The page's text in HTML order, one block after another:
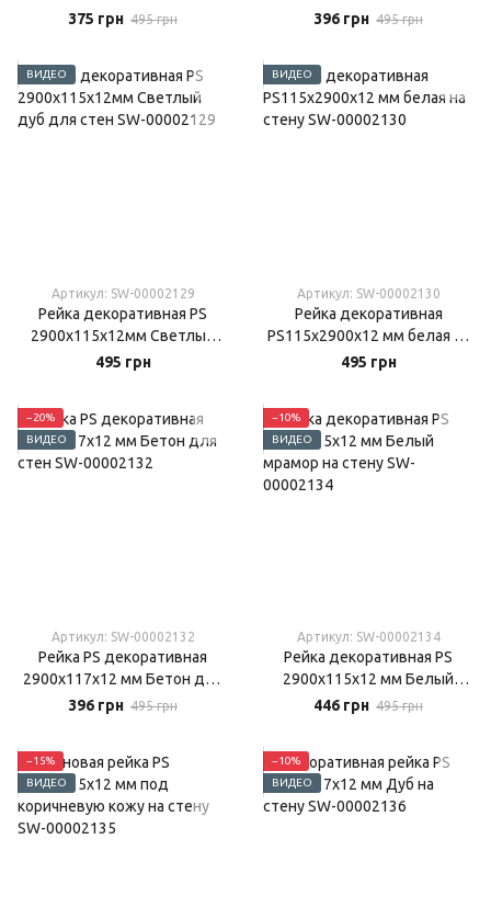
Шоколадный мрамор на
375 грн 495 грн
графит на стену
396 грн 495 грн
ВИДЕО
Артикул: SW-00002129
Рейка декоративная PS
2900х115х12мм Светлый
дуб для стен
495 грн
ВИДЕО
Артикул: SW-00002130
Рейка декоративная
PS115х2900х12 мм белая на
стену
495 грн
−20%
ВИДЕО
Артикул: SW-00002132
Рейка PS декоративная
2900х117х12 мм Бетон для
стен
396 грн 495 грн
−10%
ВИДЕО
Артикул: SW-00002134
Рейка декоративная PS
2900х115х12 мм Белый
мрамор на стену
446 грн 495 грн
−15%
ВИДЕО
−10%
ВИДЕО